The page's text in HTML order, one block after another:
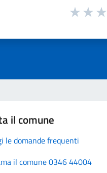
il comune
le domande frequenti
il comune 0346 44004